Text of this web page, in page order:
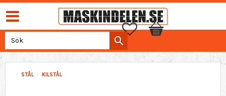
Favoriter
Kundvagn
STÅL KILSTÅL